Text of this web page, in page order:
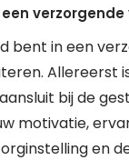
bent in een
Allereerst
bij de
motivatie,
en